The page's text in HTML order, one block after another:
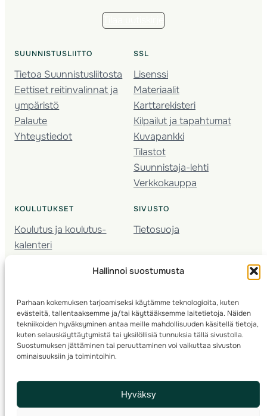
Hallinnoi suostumusta
Parhaan kokemuksen tarjoamiseksi käytämme teknologioita, kuten
evästeitä, tallentaaksemme ja/tai käyttääksemme laitetietoja. Näiden
tekniikoiden hyväksyminen antaa meille mahdollisuuden käsitellä tietoja,
kuten selauskäyttäytymistä tai yksilöllisiä tunnuksia tällä sivustolla.
Suostumuksen jättäminen tai peruuttaminen voi vaikuttaa sivuston
ominaisuuksiin ja toimintoihin.
Hyväksy
SUUNNISTUSLIITTO
Tietoa Suunnistusliitosta
Eettiset reitinvalinnat ja
ympäristö
Palaute
Yhteystiedot
SSL
Lisenssi
Materiaalit
Karttarekisteri
Kilpailut ja tapahtumat
Kuvapankki
Tilastot
Suunnistaja-lehti
Verkkokauppa
KOULUTUKSET
Koulutus ja koulutus­
kalenteri
Seura­kehittäminen
Kartoitus
Ratamestari
SIVUSTO
Tietosuoja
© 2025 ·Suomen Suunnistusliitto· Valimotie 10, 00380 Helsinki, Finland
info(a)suunnistusliitto.fi,Rastilipun asiat: rastilippu(a)suunnistusliitto.fi
Kilpailut ja kuntorastit – Rastilippu:::Rastilipun ohjeet